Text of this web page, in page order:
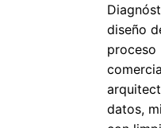
diseño
proceso
datos,